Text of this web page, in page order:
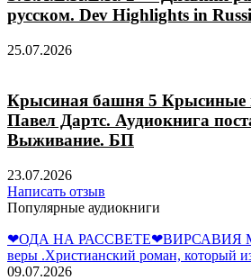
русском. Dev Highlights in
25.07.2026
Крысиная башня 5 Крысиные
Павел Дартс. Аудиокнига
Выживание. БП
23.07.2026
Написать отзыв
Популярные аудиокниги
❤ОДА НА РАССВЕТЕ❤ВИРСАВИЯ
веры .Христианский роман, который
09.07.2026